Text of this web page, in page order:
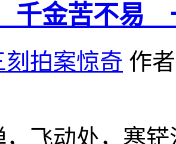
金苦不易
刻拍案惊奇 作
，飞动处，寒铓